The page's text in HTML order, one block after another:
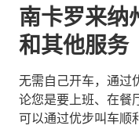
南卡罗来纳
和其他服务
无需自己开车，通过
论您是要上班、在餐
可以通过优步叫车顺